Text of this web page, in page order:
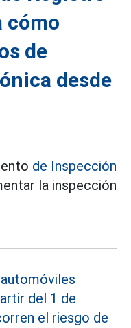
cómo
de
desde
de Inspección
la inspección